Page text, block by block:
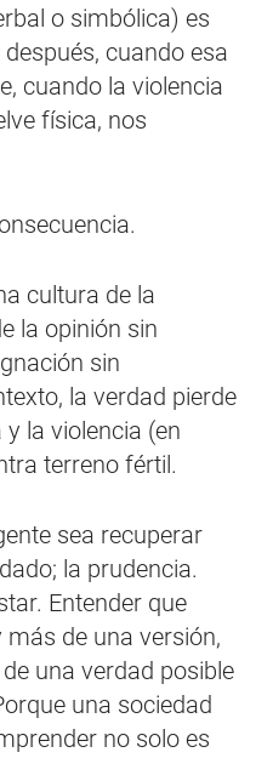
o simbólica) es
cuando esa
cuando la violencia
física, nos
cultura de la
la opinión sin
sin
la verdad pierde
la violencia (en
terreno fértil.
sea recuperar
la prudencia.
Entender que
de una versión,
una verdad posible
una sociedad
no solo es